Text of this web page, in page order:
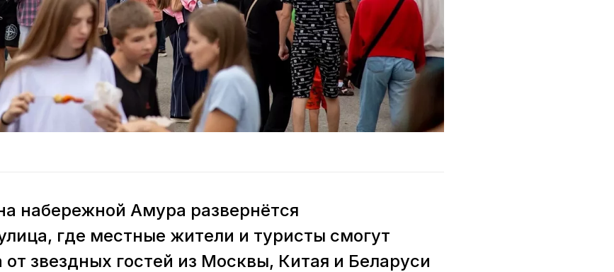
набережной Амура развернётся
где местные жители и туристы смогут
звездных гостей из Москвы, Китая и Беларуси